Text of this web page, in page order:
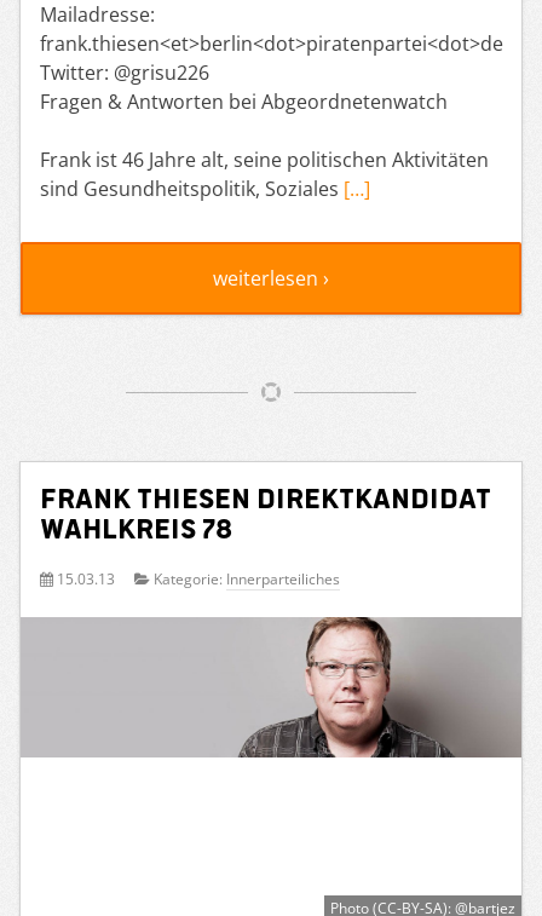
Mailadresse:
frank.thiesen<et>berlin<dot>piratenpartei<dot>de
Twitter: @grisu226
Fragen & Antworten bei Abgeordnetenwatch
Frank ist 46 Jahre alt, seine politischen Aktivitäten
sind Gesundheitspolitik, Soziales […]
weiterlesen ›
Frank Thiesen Direktkandidat
Wahlkreis 78
15.03.13 Kategorie: Innerparteiliches
Photo (CC-BY-SA): @bartjez